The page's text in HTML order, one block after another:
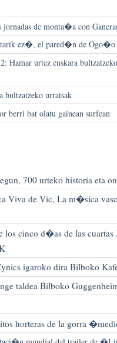
jornadas de monta�a con
ez�, el pared�n de Ogo�o
Hamar urtez euskara
bultzatzeko urratsak
berri bat olatu gainean surfean
700 urteko historia eta
Viva de Vic, La m�sica
los cinco d�as de las
igaroko dira Bilboko
taldea Bilboko
horteras de la gorra